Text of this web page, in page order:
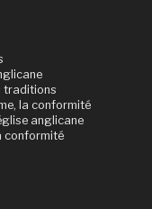
traditions
la conformité
anglicane
conformité